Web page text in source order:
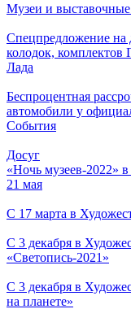
Музеи и выставочные
Спецпредложение на
колодок,
Лада
Беспроцентная
автомобили у
События
Досуг
«Ночь музеев-2022»
21 мая
С 17 марта в
С 3 декабря в
«Светопись-2021»
С 3 декабря в
на планете»